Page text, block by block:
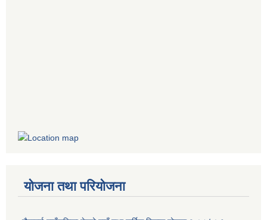
योजना तथा परियोजना